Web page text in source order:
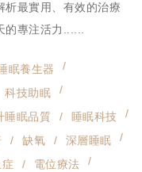
析最實用、有效的治療
的專注活力......
眠養生器
科技助眠
睡眠品質
睡眠科技
缺氧
深層睡眠
電位療法